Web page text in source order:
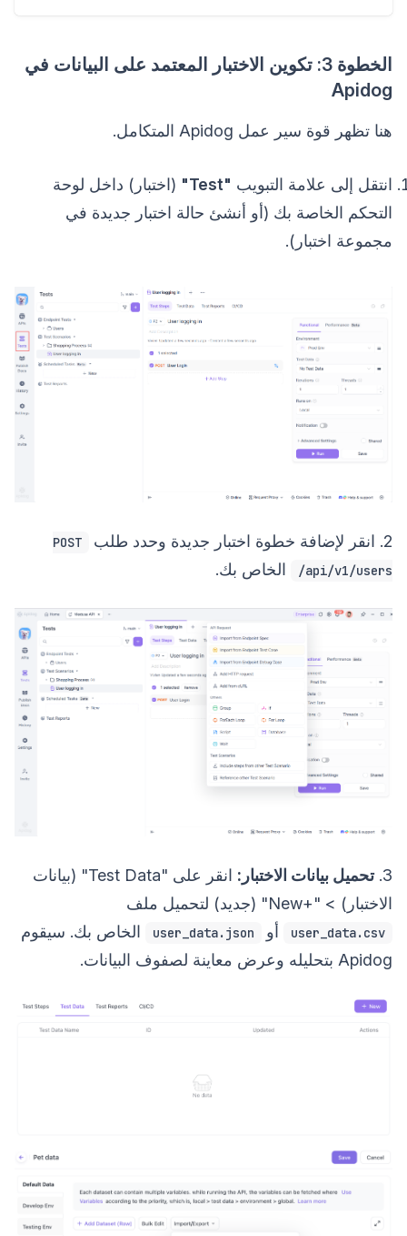
الخطوة 3: تكوين الاختبار المعتمد على البيانات في
Apidog
هنا تظهر قوة سير عمل Apidog المتكامل.
انتقل إلى علامة التبويب "Test"
(اختبار) داخل لوحة
التحكم الخاصة بك (أو أنشئ حالة اختبار جديدة في
مجموعة اختبار).
2. انقر لإضافة خطوة اختبار جديدة وحدد طلب
POST
/api/v1/users
الخاص بك.
3. تحميل بيانات الاختبار:
انقر على "Test Data" (بيانات
الاختبار) > "+New" (جديد) لتحميل ملف
user_data.csv أو user_data.json
الخاص بك. سيقوم
Apidog بتحليله وعرض معاينة لصفوف البيانات.